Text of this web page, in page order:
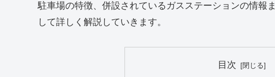
駐車場の特徴、併設されているガスステーションの情報
して詳しく解説していきます。
目次